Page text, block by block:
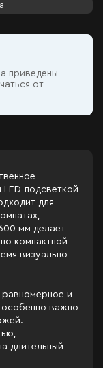
приведены
от
подсветкой
для
мм делает
компактной
визуально
равномерное и
важно
длительный